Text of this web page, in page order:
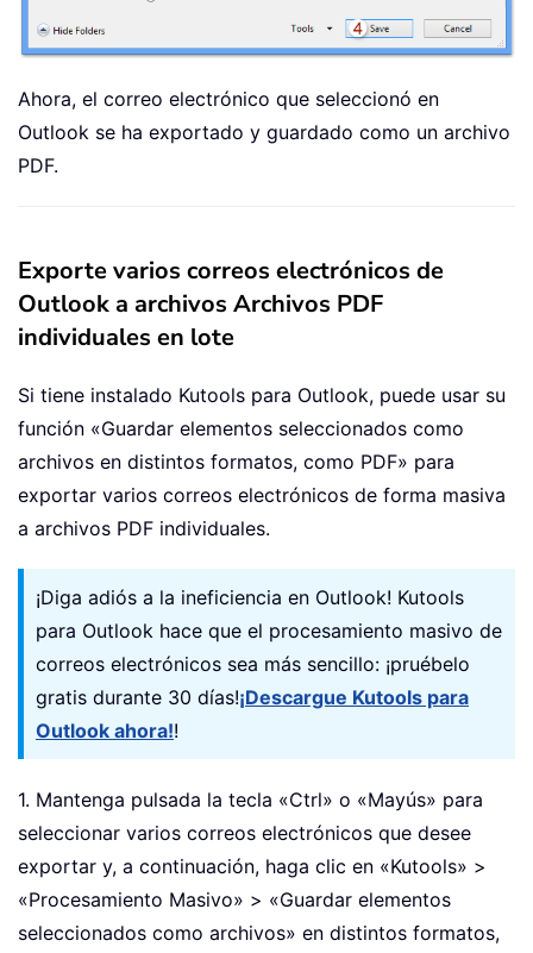
Ahora, el correo electrónico que seleccionó en
Outlook se ha exportado y guardado como un archivo
PDF.
Exporte varios correos electrónicos de
Outlook a archivos Archivos PDF
individuales en lote
Si tiene instalado Kutools para Outlook, puede usar su
función «Guardar elementos seleccionados como
archivos en distintos formatos, como PDF» para
exportar varios correos electrónicos de forma masiva
a archivos PDF individuales.
¡Diga adiós a la ineficiencia en Outlook! Kutools
para Outlook hace que el procesamiento masivo de
correos electrónicos sea más sencillo: ¡pruébelo
gratis durante 30 días!¡Descargue Kutools para
Outlook ahora!!
1. Mantenga pulsada la tecla «Ctrl» o «Mayús» para
seleccionar varios correos electrónicos que desee
exportar y, a continuación, haga clic en «Kutools» >
«Procesamiento Masivo» > «Guardar elementos
seleccionados como archivos» en distintos formatos,